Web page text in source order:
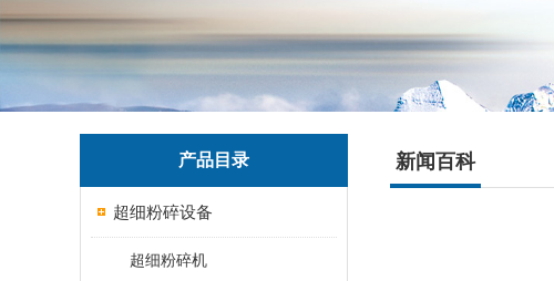
产品目录
超细粉碎设备
超细粉碎机
新闻百科